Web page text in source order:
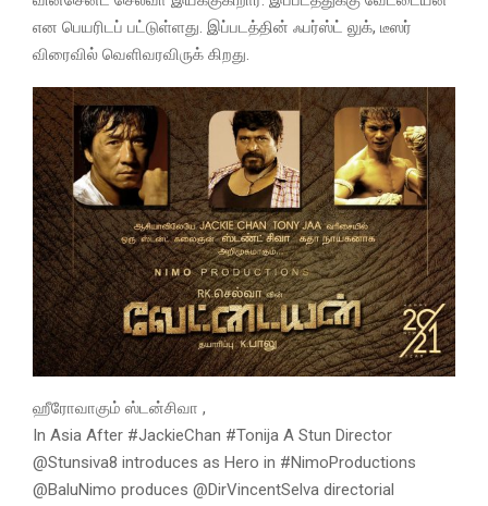
என பெயரிடப் பட்டுள்ளது. இப்படத்தின் ஃபர்ஸ்ட் லுக், டீஸர்
விரைவில் வெளிவரவிருக் கிறது.
ஹீரோவாகும் ஸ்டன்சிவா ,
In Asia After #JackieChan #Tonija A Stun Director
@Stunsiva8 introduces as Hero in #NimoProductions
@BaluNimo produces @DirVincentSelva directorial